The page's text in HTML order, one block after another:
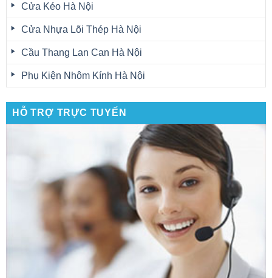
Cửa Kéo Hà Nội
Cửa Nhựa Lõi Thép Hà Nội
Cầu Thang Lan Can Hà Nội
Phụ Kiện Nhôm Kính Hà Nội
HỖ TRỢ TRỰC TUYẾN